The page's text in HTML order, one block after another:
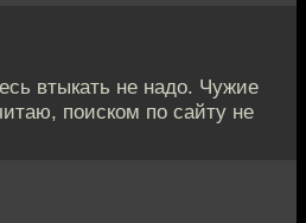
втыкать не надо. Чужие
поиском по сайту не